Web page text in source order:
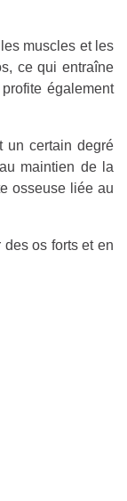
muscles et les
ce qui entraîne
également
un certain degré
maintien de la
osseuse liée au
os forts et en